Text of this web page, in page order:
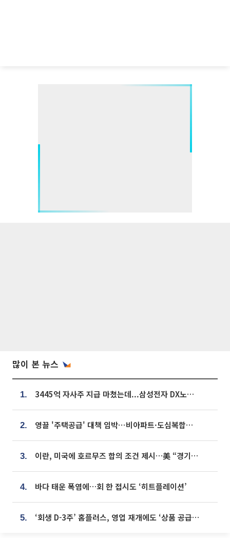
많이 본 뉴스
1. 3445억 자사주 지급 마쳤는데...삼성전자 DX노조, 뒤늦은 '떼쓰기 집회'
2. 영끌 '주택공급' 대책 임박⋯비아파트·도심복합까지 총동원
3. 이란, 미국에 호르무즈 합의 조건 제시…美 “경기 아직 안 끝나” [종합]
4. 바다 태운 폭염에…회 한 접시도 ‘히트플레이션’
5. ‘회생 D-3주’ 홈플러스, 영업 재개에도 ‘상품 공급망’ 복구가 생존 관건